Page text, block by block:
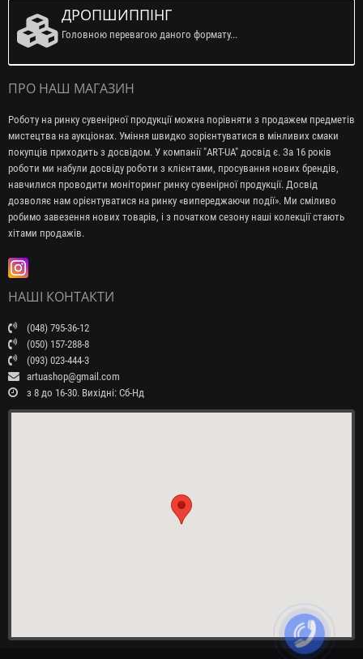
ДРОПШИППІНГ
Головною перевагою даного формату...
ПРО НАШ МАГАЗИН
Роботу на ринку сувенірної продукції можна порівняти з продажем предметів
мистецтва на аукціонах. Уміння швидко зорієнтуватися в мінливих смаки
покупців приходить з досвідом. У компанії "ART-UA" досвід є. За 16 років
роботи ми набули досвіду роботи з клієнтами, просування нових брендів,
навчилися проводити моніторинг ринку сувенірної продукції. Досвід
дозволяє нам орієнтуватися на ринку «випереджаючи події». Ми сміливо
робимо завезення нових товарів, і з початком сезону наші колекції стають
хітами продажів.
НАШІ КОНТАКТИ
(048) 795-36-12
(050) 157-288-8
(093) 023-444-3
artuashop@gmail.com
з 8 до 16-30. Вихідні: Сб-Нд